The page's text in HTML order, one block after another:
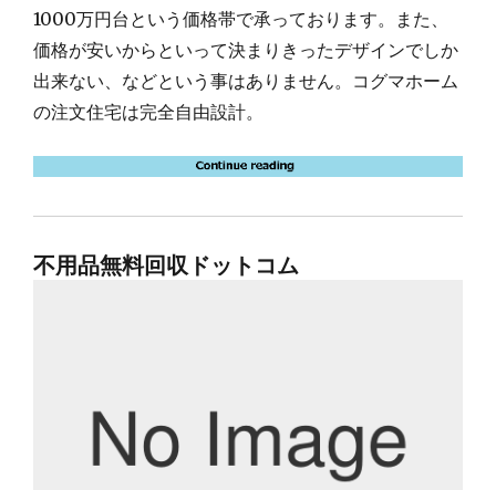
1000万円台という価格帯で承っております。また、
価格が安いからといって決まりきったデザインでしか
出来ない、などという事はありません。コグマホーム
の注文住宅は完全自由設計。
不用品無料回収ドットコム